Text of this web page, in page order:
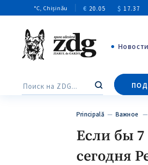
°C, Chișinău € 20.05 $ 17.37
Новости
Поиск
Principală —Важное —
Если бы 7
сегодня